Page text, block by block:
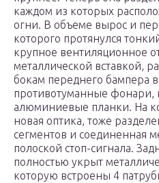
каждом из которых
огни. В объеме вырос и
которого протянулся
крупное вентиляционное
металлической вставкой,
бокам переднего бампера
противотуманные фонари,
алюминиевые планки. На
новая оптика, тоже
сегментов и соединенная
полоской стоп-сигнала.
полностью укрыт
которую встроены 4